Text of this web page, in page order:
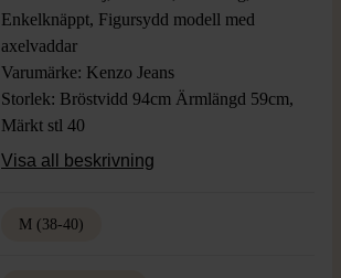
Enkelknäppt, Figursydd modell med
axelvaddar
Varumärke: Kenzo Jeans
Storlek: Bröstvidd 94cm Ärmlängd 59cm,
Märkt stl 40
Färg: Svart botten, Rött, Grönt, Gult
Skick: Mycket gott skick
Visa all beskrivning
M (38-40)